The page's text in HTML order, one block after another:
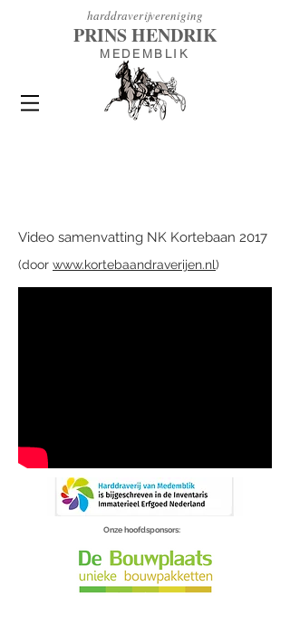
harddraverijvereniging
PRINS HENDRIK
MEDEMBLIK
Video samenvatting NK Kortebaan 2017
(door www.kortebaandraverijen.nl)
Onze hoofdsponsors: